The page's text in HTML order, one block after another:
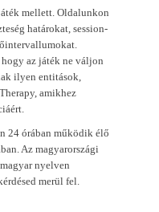
mellett. Oldalunkon
határokat, session-
az játék ne váljon
ilyen entitások,
amikhez
24 órában működik élő
Az magyarországi
nyelven
merül fel.